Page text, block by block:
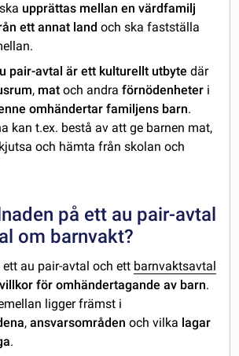
upprättas mellan en värdfamilj
ett annat land och ska fastställa
pair-avtal är ett kulturellt utbytedär
, mat och andraförnödenheter i
omhändertar familjens barn.
kan t.ex. bestå av att ge barnen mat,
och hämta från skolan och
på ett au pair-avtal
om barnvakt?
au pair-avtal och ett barnvaktsavtal
villkor för omhändertagande av barn.
ligger främst i
,ansvarsområden och vilka lagar
.